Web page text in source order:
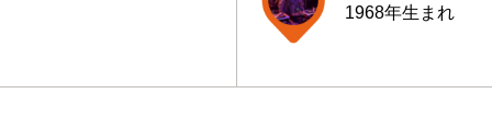
1968年生まれ